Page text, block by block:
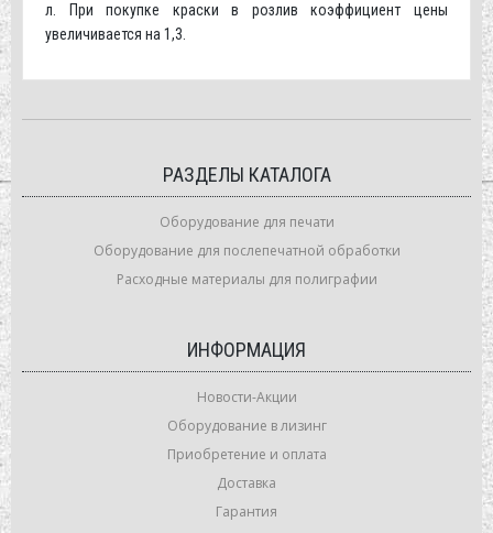
л. При покупке краски в розлив коэффициент цены
увеличивается на 1,3.
РАЗДЕЛЫ КАТАЛОГА
Оборудование для печати
Оборудование для послепечатной обработки
Расходные материалы для полиграфии
ИНФОРМАЦИЯ
Новости-Акции
Оборудование в лизинг
Приобретение и оплата
Доставка
Гарантия